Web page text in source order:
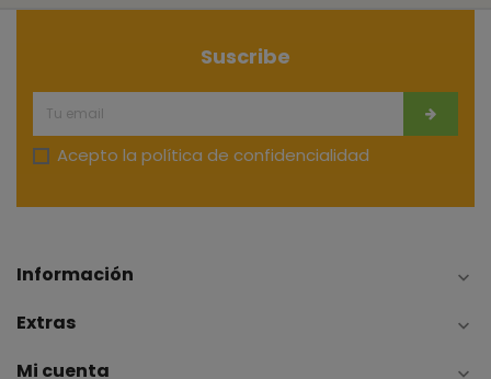
Suscribe
Acepto la política de confidencialidad
Información 
Extras 
Mi cuenta